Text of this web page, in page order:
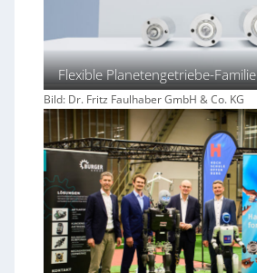
Flexible Planetengetriebe-Familie
Bild: Dr. Fritz Faulhaber GmbH & Co. KG